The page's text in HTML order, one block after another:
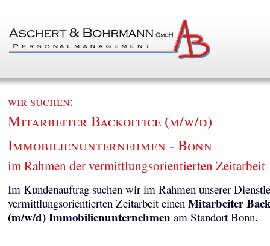
wir suchen:
Mitarbeiter Backoffice (m/w/d)
Immobilienunternehmen - Bonn
im Rahmen der vermittlungsorientierten Zeitarbeit
Im Kundenauftrag suchen wir im Rahmen unserer
vermittlungsorientierten Zeitarbeit einen Mitarbeiter
(m/w/d) Immobilienunternehmenam Standort Bonn.